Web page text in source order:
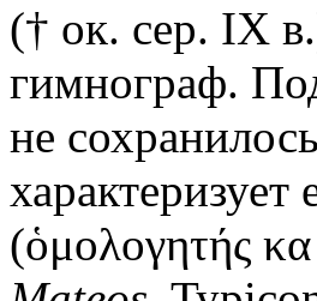
(† ок. сер. IX
гимнограф.
не
(ὁμολογητής